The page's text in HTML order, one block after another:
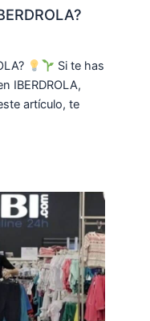
Si te has
IBERDROLA,
artículo, te